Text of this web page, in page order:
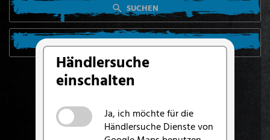
Händlersuche
einschalten
Ja, ich möchte für die
Händlersuche Dienste von
SUCHEN
SUCHE VON MEINEM STANDORT AUS